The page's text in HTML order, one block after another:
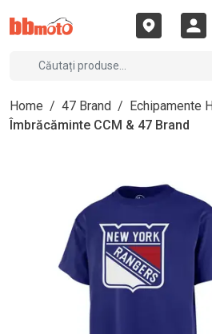
Home / 47 Brand / Echipamente
Îmbrăcăminte CCM & 47 Brand